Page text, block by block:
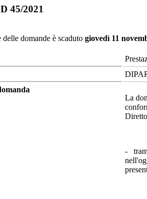
45/2021
domande è scaduto giovedì 11
La
-